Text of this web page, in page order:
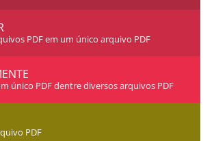
PDF em um único arquivo PDF
único PDF dentre diversos arquivos PDF
PDF